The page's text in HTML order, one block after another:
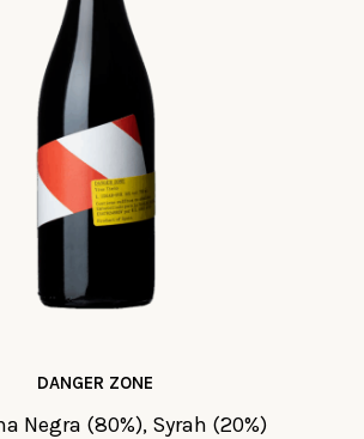
DANGER ZONE
Negra (80%), Syrah (20%)